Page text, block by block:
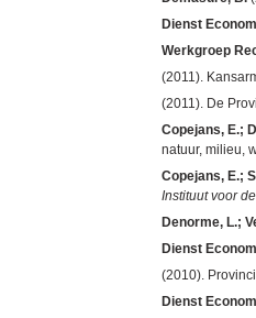
Dienst
Werkgroep
(2011).
(2011). De
Copejans, E.;
natuur, milieu,
Copejans, E.;
Instituut voor
Denorme, L.;
Dienst
(2010).
Dienst